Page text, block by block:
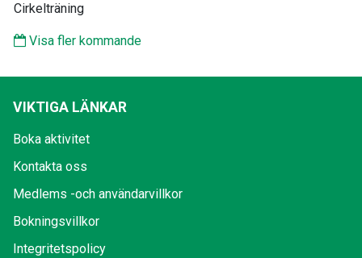
Cirkelträning
Visa fler kommande
VIKTIGA LÄNKAR
Boka aktivitet
Kontakta oss
Medlems -och användarvillkor
Bokningsvillkor
Integritetspolicy